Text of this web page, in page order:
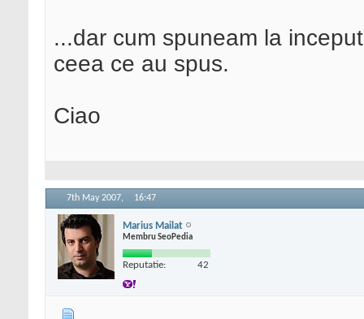
...dar cum spuneam la
ceea ce au spus.
Ciao
7th May 2007, 16:47
Marius Mailat
Membru SeoPedia
Reputatie: 42